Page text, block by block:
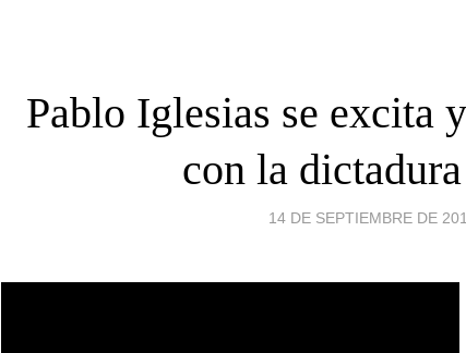
Pablo Iglesias se excita
con la
14 DE SEPTIEMBRE DE